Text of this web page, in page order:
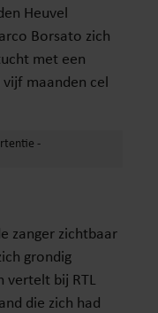
Heuvel
Borsato zich
met een
maanden cel
zanger zichtbaar
grondig
vertelt bij RTL
die zich had